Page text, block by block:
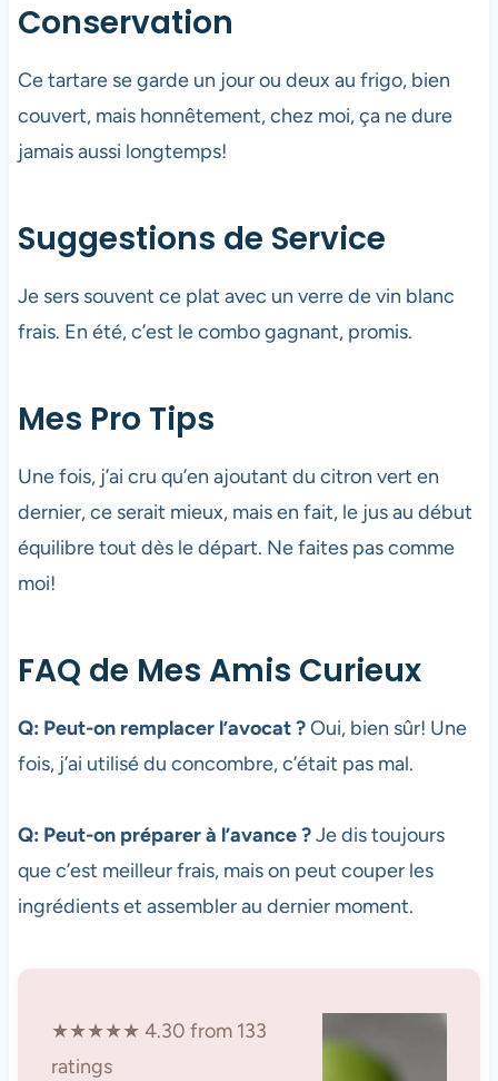
Conservation
Ce tartare se garde un jour ou deux au frigo, bien
couvert, mais honnêtement, chez moi, ça ne dure
jamais aussi longtemps!
Suggestions de Service
Je sers souvent ce plat avec un verre de vin blanc
frais. En été, c’est le combo gagnant, promis.
Mes Pro Tips
Une fois, j’ai cru qu’en ajoutant du citron vert en
dernier, ce serait mieux, mais en fait, le jus au début
équilibre tout dès le départ. Ne faites pas comme
moi!
FAQ de Mes Amis Curieux
Q: Peut-on remplacer l’avocat ?Oui, bien sûr! Une
fois, j’ai utilisé du concombre, c’était pas mal.
Q: Peut-on préparer à l’avance ?Je dis toujours
que c’est meilleur frais, mais on peut couper les
ingrédients et assembler au dernier moment.
★★★★★ 4.30 from 133
ratings